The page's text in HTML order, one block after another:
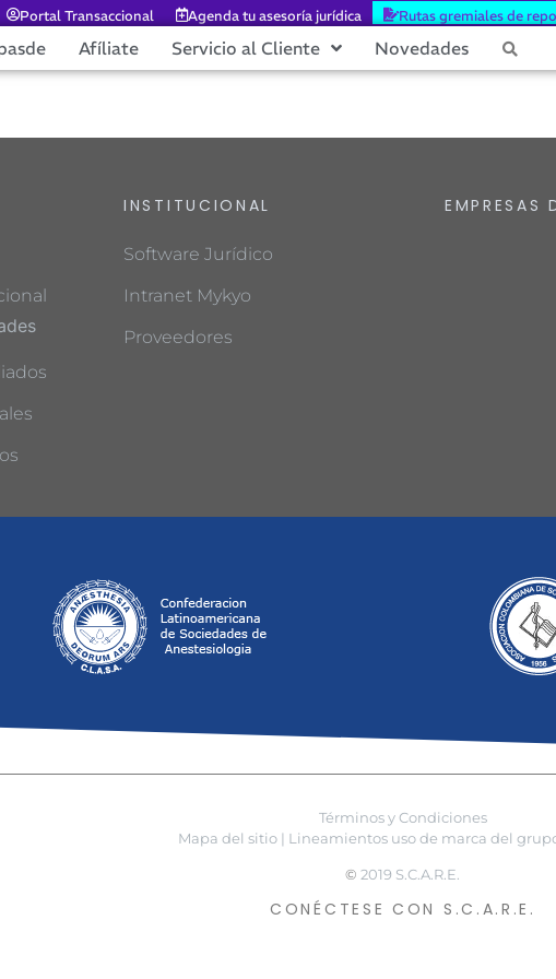
Portal Transaccional Agenda tu asesoría jurídica Rutas gremiales de
Afíliate Servicio al Cliente Novedades
INSTITUCIONAL
Software Jurídico
Intranet Mykyo
Proveedores
EMPRESAS
Términos y Condiciones
Mapa del sitio |
Lineamientos uso de marca del grupo
©2019 S.C.A.R.E.
CONÉCTESE CON S.C.A.R.E.